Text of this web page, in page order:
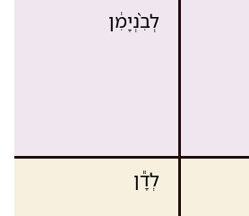
לְבִ֨נְיָמִ֔ן
לְדָ֕ן